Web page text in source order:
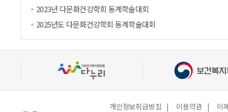
2023년 다문화건강학회 동계학술대회
2025년도 다문화건강학회 동계학술대회
개인정보취급방침 | 이용약관 | 이